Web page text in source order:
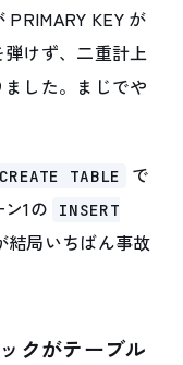
KEY が
けず、二重計上
した。まじでや
CREATE TABLE
で
1の
INSERT
結局いちばん事故
クがテーブル